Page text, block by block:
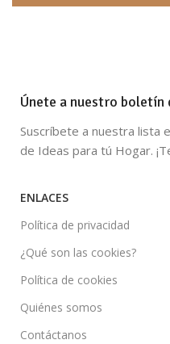
Únete a nuestro boletín
Suscríbete a nuestra lista
de Ideas para tú Hogar.
ENLACES
Política de privacidad
¿Qué son las cookies?
Política de cookies
Quiénes somos
Contáctanos